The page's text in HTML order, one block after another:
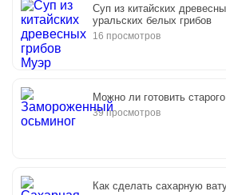
Суп из китайских
уральских белых грибов
16 просмотров
Можно ли готовить
39 просмотров
Как сделать сахарную